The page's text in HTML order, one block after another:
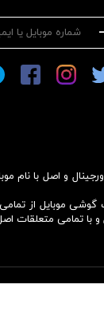
موبایل اورجینال
گوشی موبایل
با تمامی متعلقات